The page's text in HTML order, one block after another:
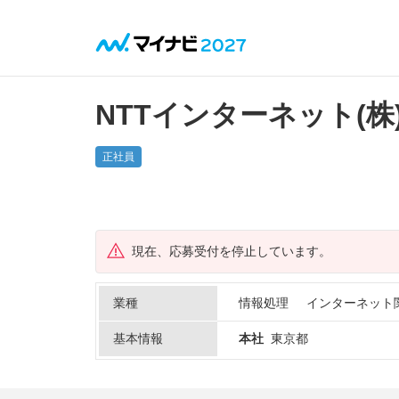
NTTインターネット(株
正社員
現在、応募受付を停止しています。
業種 情報処理 インターネット
基本情報 本社 東京都